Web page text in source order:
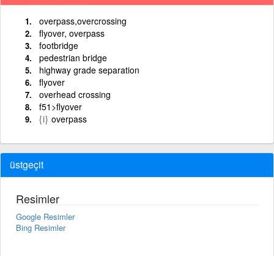
overpass,overcrossing
flyover, overpass
footbridge
pedestrian bridge
highway grade separation
flyover
overhead crossing
f51>flyover
{i} overpass
üstgeçit
Resimler
Google Resimler
Bing Resimler